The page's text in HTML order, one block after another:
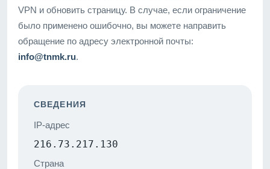
VPN и обновить страницу. В случае, если ограничение
было применено ошибочно, вы можете направить
обращение по адресу электронной почты:
info@tnmk.ru.
СВЕДЕНИЯ
IP-адрес
216.73.217.130
Страна